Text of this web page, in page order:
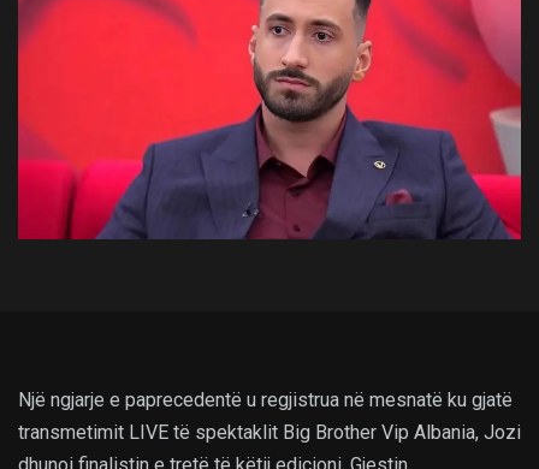
Një ngjarje e paprecedentë u regjistrua në mesnatë ku gjatë
transmetimit LIVE të spektaklit Big Brother Vip Albania, Jozi
dhunoi finalistin e tretë të këtij edicioni, Gjestin.